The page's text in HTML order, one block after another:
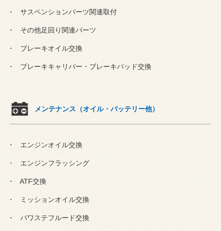
サスペンションパーツ関連取付
その他足回り関連パーツ
ブレーキオイル交換
ブレーキキャリパー・ブレーキパッド交換
メンテナンス（オイル・バッテリー他）
エンジンオイル交換
エンジンフラッシング
ATF交換
ミッションオイル交換
パワステフルード交換